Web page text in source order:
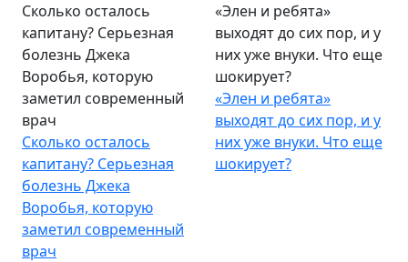
Сколько осталось
капитану? Серьезная
болезнь Джека
Воробья, которую
заметил современный
врач
Сколько осталось
капитану? Серьезная
болезнь Джека
Воробья, которую
заметил современный
врач
«Элен и ребята»
выходят до сих пор, и у
них уже внуки. Что еще
шокирует?
«Элен и ребята»
выходят до сих пор, и у
них уже внуки. Что еще
шокирует?